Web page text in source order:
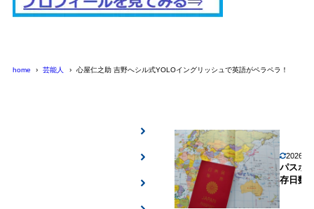
home 芸能人 心屋仁之助 吉野へシル式YOLOイングリッシュで英語がペラペラ！
2026年
パスポ
存日数